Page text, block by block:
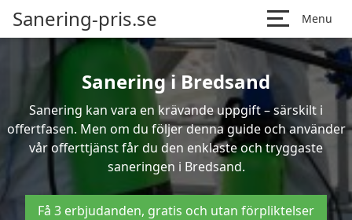
Sanering-pris.se Menu
Sanering i Bredsand
Sanering kan vara en krävande uppgift – särskilt i
offertfasen. Men om du följer denna guide och använder
vår offerttjänst får du den enklaste och tryggaste
saneringen i Bredsand.
Få 3 erbjudanden, gratis och utan förpliktelser